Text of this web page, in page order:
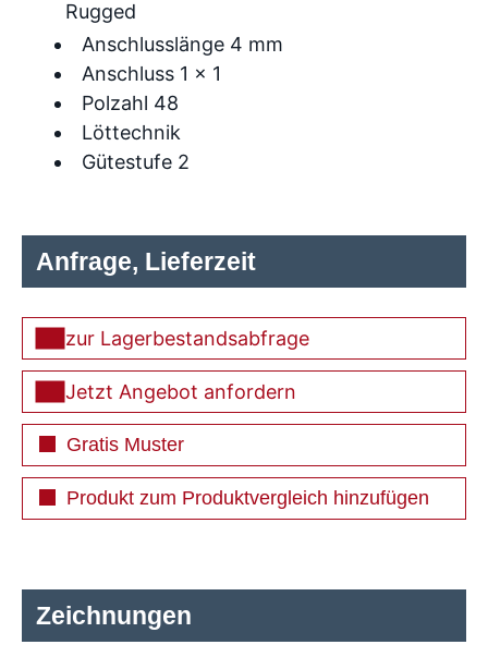
Anschlusslänge 4 mm
Anschluss 1 x 1
Polzahl 48
Löttechnik
Gütestufe 2
Rugged
Zeichnungen
Anfrage, Lieferzeit
zur Lagerbestandsabfrage
Jetzt Angebot anfordern
Gratis Muster
Produkt zum Produktvergleich hinzufügen